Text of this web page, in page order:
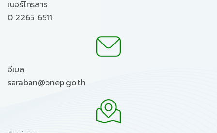
เบอร์โทรสาร
0 2265 6511
อีเมล
saraban@onep.go.th